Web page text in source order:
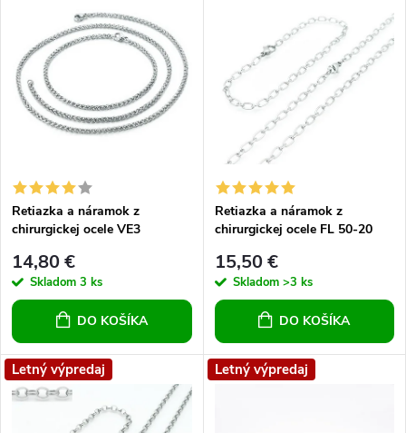
e
n
e
p
r
o
d
u
Abecedne
p
i
p
r
o
d
u
Retiazka a náramok z
chirurgickej ocele VE3
14,80 €
Skladom 3 ks
DO KOŠÍKA
Retiazka a náramok z
chirurgickej ocele FL 50-20
15,50 €
Skladom >3 ks
DO KOŠÍKA
Letný výpredaj Letný výpredaj